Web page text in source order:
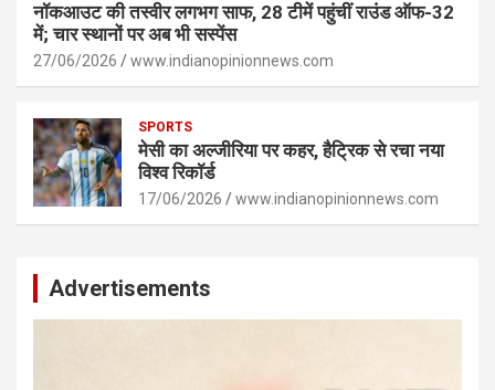
नॉकआउट की तस्वीर लगभग साफ, 28 टीमें पहुंचीं राउंड ऑफ-32
में; चार स्थानों पर अब भी सस्पेंस
27/06/2026 www.indianopinionnews.com
SPORTS
मेसी का अल्जीरिया पर कहर, हैट्रिक से रचा नया
विश्व रिकॉर्ड
17/06/2026 www.indianopinionnews.com
Advertisements